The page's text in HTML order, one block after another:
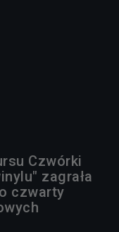
Czwórki
zagrała
czwarty